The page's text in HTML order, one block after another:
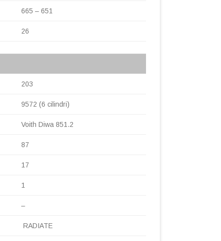
665 – 651
26
203
9572 (6 cilindri)
Voith Diwa 851.2
87
17
1
–
RADIATE